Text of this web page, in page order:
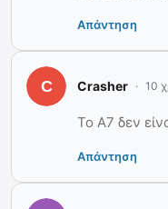
Απάντηση
Crasher 10
Το A7 δεν
Απάντηση